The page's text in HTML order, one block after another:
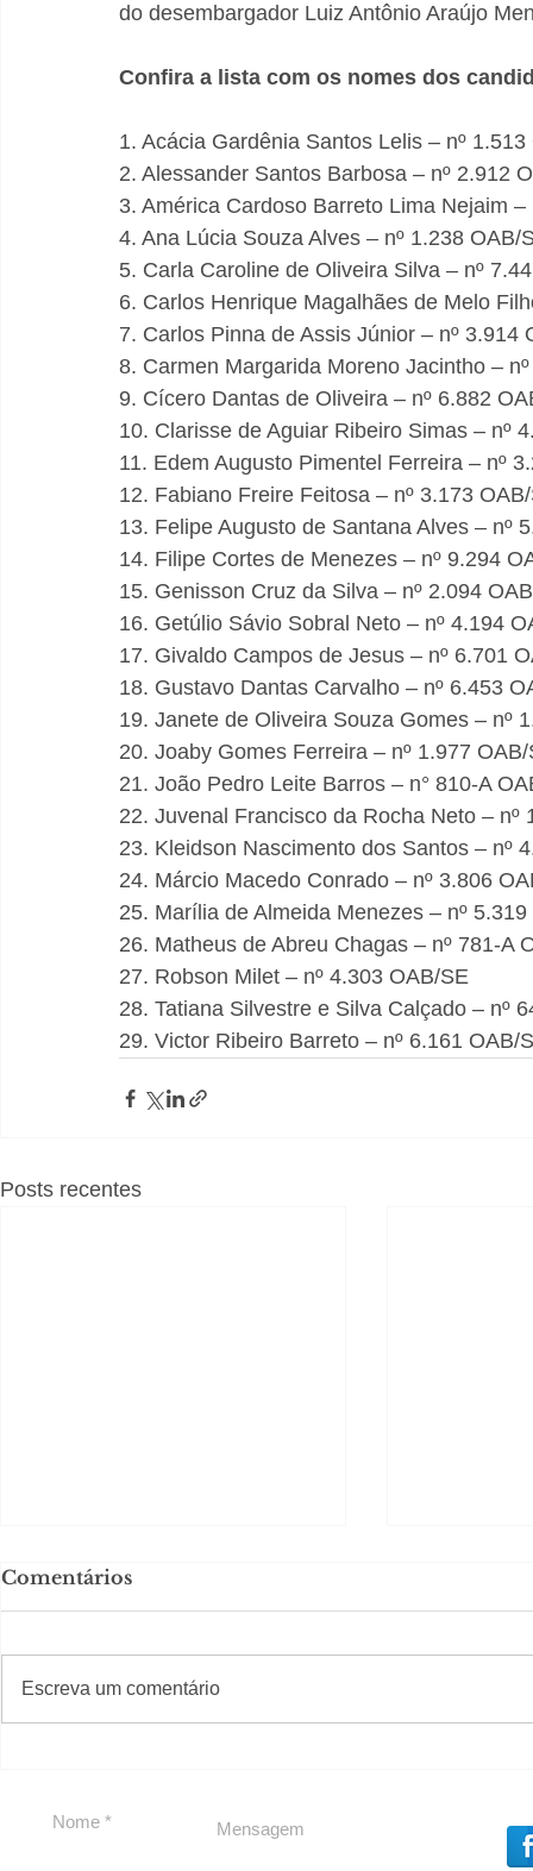
do desembargador Luiz Antônio Araújo
Confira a lista com os nomes dos
1. Acácia Gardênia Santos Lelis – nº 1.513
2. Alessander Santos Barbosa – nº 2.912
3. América Cardoso Barreto Lima Nejaim –
4. Ana Lúcia Souza Alves – nº 1.238 OAB/
5. Carla Caroline de Oliveira Silva – nº
6. Carlos Henrique Magalhães de Melo
7. Carlos Pinna de Assis Júnior – nº 3.914
8. Carmen Margarida Moreno Jacintho –
9. Cícero Dantas de Oliveira – nº 6.882
10. Clarisse de Aguiar Ribeiro Simas – nº
11. Edem Augusto Pimentel Ferreira – nº
12. Fabiano Freire Feitosa – nº 3.173
13. Felipe Augusto de Santana Alves – nº
14. Filipe Cortes de Menezes – nº 9.294
15. Genisson Cruz da Silva – nº 2.094
16. Getúlio Sávio Sobral Neto – nº 4.194
17. Givaldo Campos de Jesus – nº 6.701
18. Gustavo Dantas Carvalho – nº 6.453
19. Janete de Oliveira Souza Gomes – nº
20. Joaby Gomes Ferreira – nº 1.977 OAB/
21. João Pedro Leite Barros – n° 810-A
22. Juvenal Francisco da Rocha Neto – nº
23. Kleidson Nascimento dos Santos – nº
24. Márcio Macedo Conrado – nº 3.806
25. Marília de Almeida Menezes – nº
26. Matheus de Abreu Chagas – nº 781-A
27. Robson Milet – nº 4.303 OAB/SE
28. Tatiana Silvestre e Silva Calçado – nº
29. Victor Ribeiro Barreto – nº 6.161 OAB/
Posts recentes
para São Paulo
Comentários
Escreva um comentário
#Sugestões